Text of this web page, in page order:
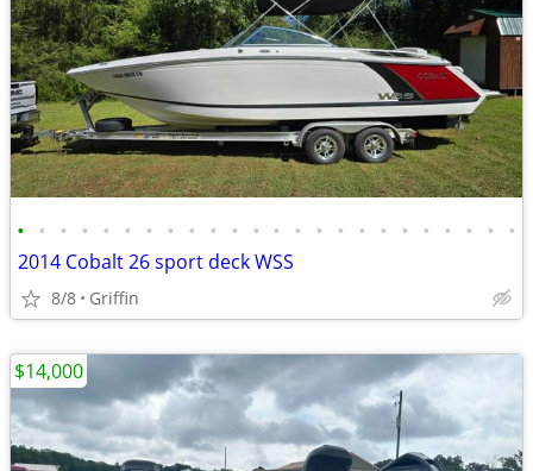
• • • • • • • • • • • • • • • • • • • • • • • •
2014 Cobalt 26 sport deck WSS
8/8 Griffin
$14,000